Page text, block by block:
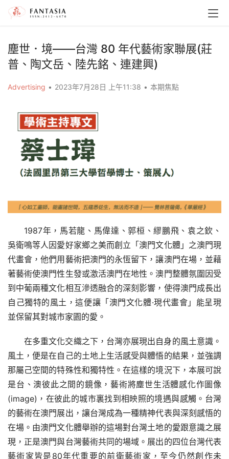
塵世．境——台灣 80 年代藝術家聯展(莊
普、陶文岳、陸先銘、連建興)
Advertising • 2023年7月28日 上午11:38 • 本期焦點
1987年，馬若龍、馬偉達、郭桓、繆鵬飛、袁之欽、
吳衛鳴等人因愛好家鄉之美而創立「澳門文化體」之澳門現
代畫會，他們用藝術把澳門的永恆留下，讓澳門在場，並藉
著藝術使澳門性生發或激活澳門在地性。澳門整體氛圍因受
到中葡兩種文化相互滲透融合的深刻影響，使得澳門成長出
自己獨特的風土，這便讓「澳門文化體·現代畫會」能呈現
並保留其對城市家園的愛。
在多重文化交織之下，台灣亦展現出自身的風土意識。
風土，便是在自己的土地上生活感受與體悟的結果，並強調
那屬己空間的特殊性和獨特性。在這樣的境況下，本展可說
是台、澳彼此之間的鏡像，藝術將塵世生活體感化作圖像
(image)，在彼此的城市裏找到相映照的境遇與感觸。台灣
的藝術在澳門展出，讓台灣成為一種精神代表與深刻感悟的
在場。由澳門文化體舉辦的這場對台灣土地的愛跟意識之展
現，正是澳門與台灣藝術共同的場域。展出的四位台灣代表
藝術家皆是80年代重要的前衛藝術家，至今仍然創作未